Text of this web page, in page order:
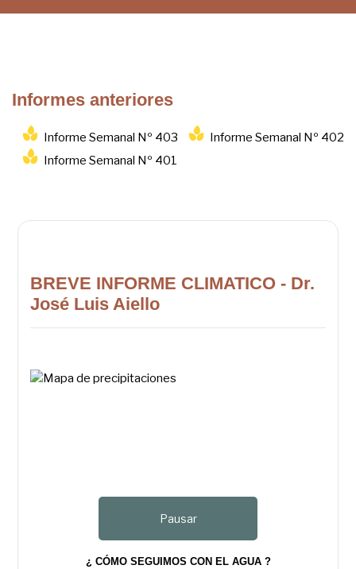
Informes anteriores
Informe Semanal Nº 403
Informe Semanal Nº 402
Informe Semanal Nº 401
BREVE INFORME CLIMATICO - Dr.
José Luis Aiello
Pausar
¿ CÓMO SEGUIMOS CON EL AGUA ?